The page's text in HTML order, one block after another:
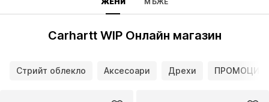
Carhartt WIP Онлайн магазин
Стрийт облекло Аксесоари Дрехи ПРОМОЦИИ